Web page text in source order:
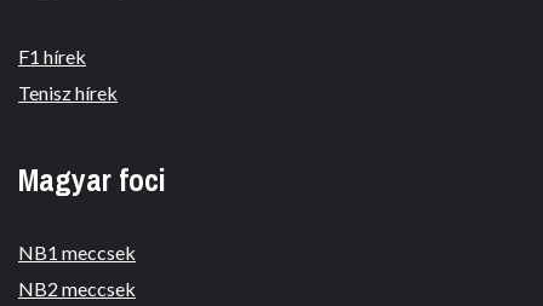
F1 hírek
Tenisz hírek
Magyar foci
NB1 meccsek
NB2 meccsek